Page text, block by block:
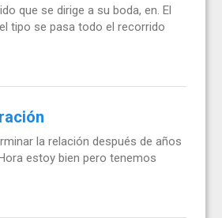
que se dirige a su boda, en. El
tipo se pasa todo el recorrido
la relación después de años
estoy bien pero tenemos